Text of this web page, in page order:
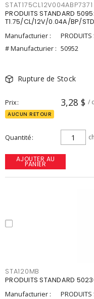
STAT175CL12V004ABP7371
PRODUITS STANDARD
T1.75/CL/12V/0.04A/BP/STD
Manufacturier :
PRODUITS
# Manufacturier : 50952
Rupture de Stock
Prix 3,28 $ /
AUCUN RETOUR
Quantité ch
AJOUTER AU
PANIER
STA120MB
PRODUITS STANDARD
Manufacturier :
PRODUITS